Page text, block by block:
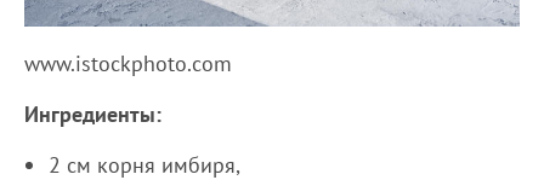
www.istockphoto.com
Ингредиенты:
2 см корня имбиря,